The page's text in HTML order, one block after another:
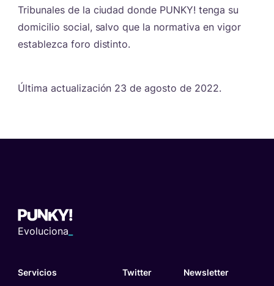
Tribunales de la ciudad donde PUNKY! tenga su
domicilio social, salvo que la normativa en vigor
establezca foro distinto.
Última actualización 23 de agosto de 2022.
Evoluciona
Servicios Twitter Newsletter